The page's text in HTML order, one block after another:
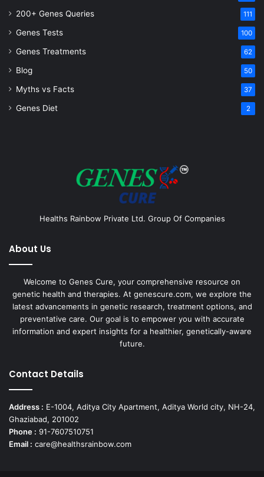
200+ Genes Queries 111
Genes Tests 100
Genes Treatments 62
Blog 50
Myths vs Facts 37
Genes Diet 2
Healths Rainbow Private Ltd. Group Of Companies
About Us
Welcome to Genes Cure, your comprehensive resource on
genetic health and therapies. At genescure.com, we explore the
latest advancements in genetic research, treatment options, and
preventative care. Our goal is to empower you with accurate
information and expert insights for a healthier, genetically-aware
future.
Contact Details
Address : E-1004, Aditya City Apartment, Aditya World city, NH-24,
Ghaziabad, 201002
Phone : 91-7607510751
Email : care@healthsrainbow.com